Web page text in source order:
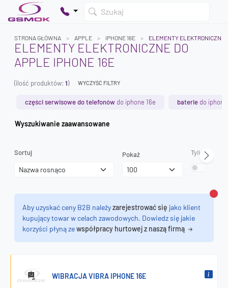
Szukaj
Dodaj produkty, aby kontynuować.
STRONA GŁÓWNA APPLE IPHONE 16E ELEMENTY ELEKTRONICZNE
ELEMENTY ELEKTRONICZNE DO
APPLE IPHONE 16E
(ilość produktów: 1) WYCZYŚĆ FILTRY
części serwisowe do telefonów do iphone 16e baterie do
Wyszukiwanie zaawansowane
Sortuj Pokaż Tylko
Aby uzyskać ceny B2B należyzarejestrować się jako klient
kupujący towar w celach zawodowych. Dowiedz się jakie
korzyści płyną zewspółpracy hurtowej z naszą firmą
WIBRACJA VIBRA IPHONE 16E